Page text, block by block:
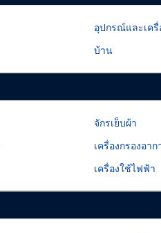
อุปกรณ์และเค
บ้าน
จักรเย็บผ้า
เครื่องกรองอา
เครื่องใช้ไฟฟ้า